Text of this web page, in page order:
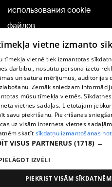
использования cookie
файлов
Добавление
комментариев
TВ-программа
Условия договора
360 Ziņu kontakti
Helio Media
Служба помощи портала: э-
All rights reserved.
vietne izmanto
tīmekļa vietnē tiek izmantotas
darbību., nosūtītu personalizētu
un satura mērījumus, auditorijas
Zemāk sniedzam
mūsu tīmekļa vietnēs.
vietnes sadaļas. Lietotājam
savu piekrišanu. Piekrišanas
uz visām interneta vietnes
skatīt sīkdatņu izmantošanas
VISUS PARTNERUS (1718) →
IZVĒLI
PIEKRIST VISĀM SĪKDATNĒM